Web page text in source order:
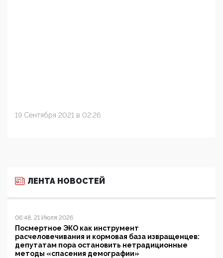
19 Сентября 2021 в 02:26
ЛЕНТА НОВОСТЕЙ
06:48, 21 Июля 2026
Посмертное ЭКО как инструмент
расчеловечивания и кормовая база извращенцев:
депутатам пора остановить нетрадиционные
методы «спасения демографии»